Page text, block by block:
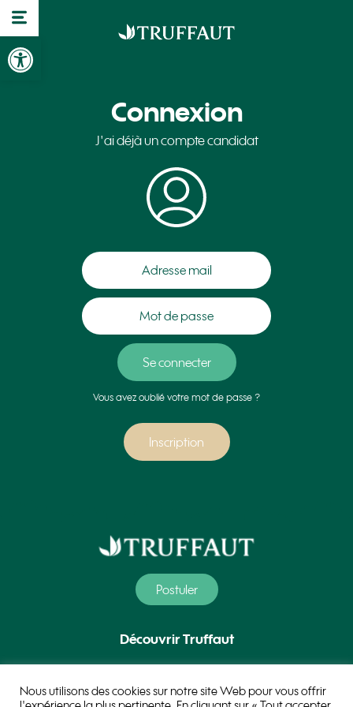
Ouvrir la barre d’outils
Connexion
J'ai déjà un compte candidat
Vous avez oublié votre mot de passe ?
Inscription
Postuler
Découvrir Truffaut
Nous utilisons des cookies sur notre site Web pour vous offrir